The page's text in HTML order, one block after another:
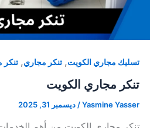
تسليك مجاري الكويت,تنكر مجاري,تنكر
تنكر مجاري الكويت
Yasmine Yasser
/ديسمبر 31, 2025